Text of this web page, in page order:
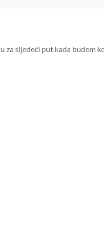
za sljedeći put kada budem